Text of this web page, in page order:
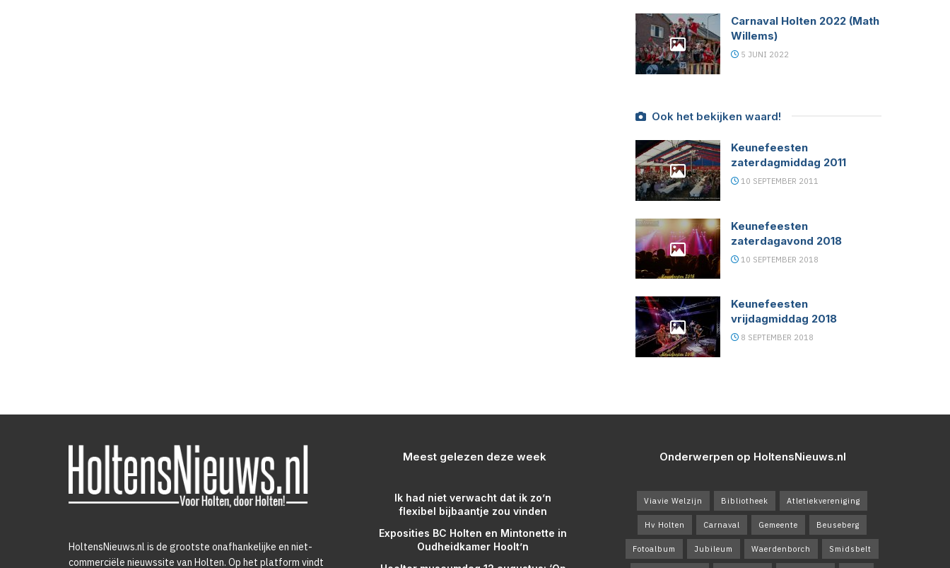
Carnaval Holten 2022 (Math
Willems)
5 JUNI 2022
Ook het bekijken waard!
Keunefeesten
zaterdagmiddag 2011
10 SEPTEMBER 2011
Keunefeesten
zaterdagavond 2018
10 SEPTEMBER 2018
Keunefeesten
vrijdagmiddag 2018
8 SEPTEMBER 2018
HoltensNieuws.nl is de grootste onafhankelijke en niet-
commerciële nieuwssite van Holten. Op het platform vindt
Meest gelezen deze week
Ik had niet verwacht dat ik zo’n
flexibel bijbaantje zou vinden
Exposities BC Holten en Mintonette in
Oudheidkamer Hoolt’n
Onderwerpen op HoltensNieuws.nl
Viavie Welzijn Bibliotheek Atletiekvereniging
Hv Holten Carnaval Gemeente Beuseberg
Fotoalbum Jubileum Waerdenborch Smidsbelt